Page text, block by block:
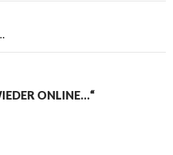
ONLINE…“